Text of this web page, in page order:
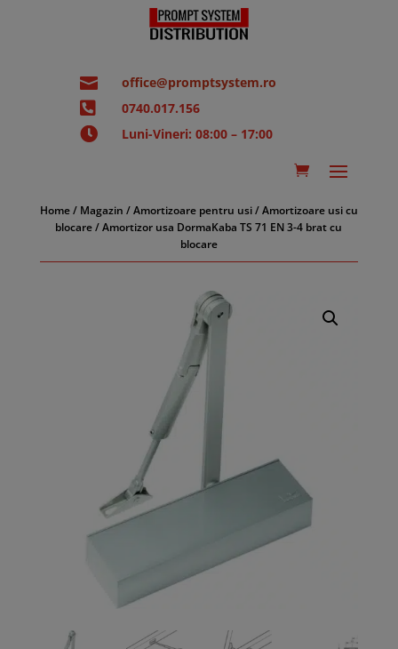
 office@promptsystem.ro
 0740.017.156
 Luni-Vineri: 08:00 – 17:00
Home/ Magazin /Amortizoare pentru usi/Amortizoare usi cu
blocare/ Amortizor usa DormaKaba TS 71 EN 3-4 brat cu
blocare